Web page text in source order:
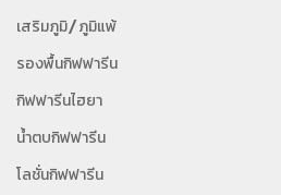
เสริมภูมิ/ภูมิแพ้
รองพื้นกิฟฟารีน
กิฟฟารีนไฮยา
น้ำตบกิฟฟารีน
โลชั่นกิฟฟารีน